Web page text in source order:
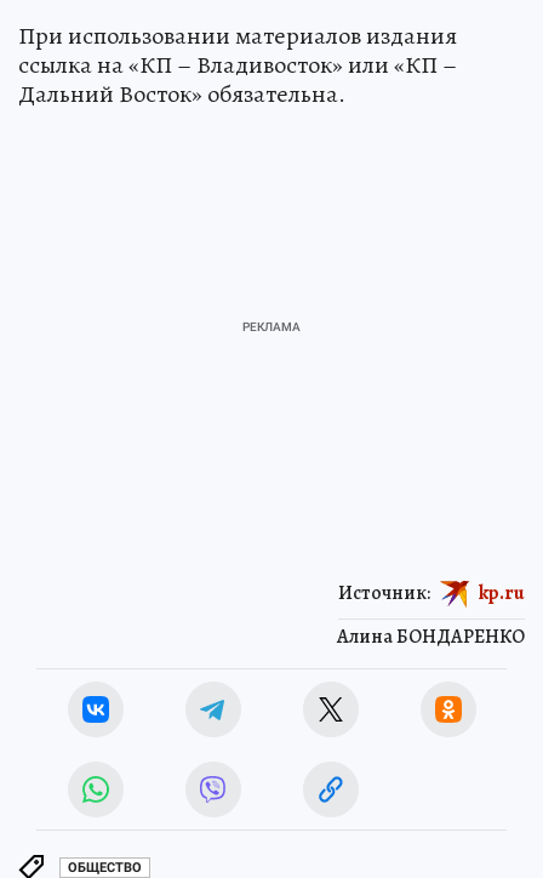
При использовании материалов издания
ссылка на «КП – Владивосток» или «КП –
Дальний Восток» обязательна.
Алина БОНДАРЕНКО
Источник: kp.ru
ОБЩЕСТВО